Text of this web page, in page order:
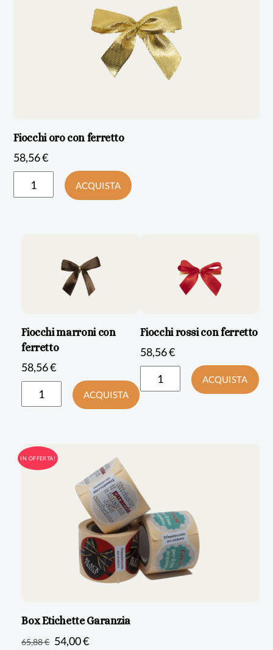
Fiocchi oro con ferretto
58,56€
ACQUISTA
Fiocchi marroni con
ferretto
58,56€
ACQUISTA
Fiocchi rossi con ferretto
58,56€
ACQUISTA
IN OFFERTA!
Box Etichette Garanzia
65,88€ Il
54,00€Il